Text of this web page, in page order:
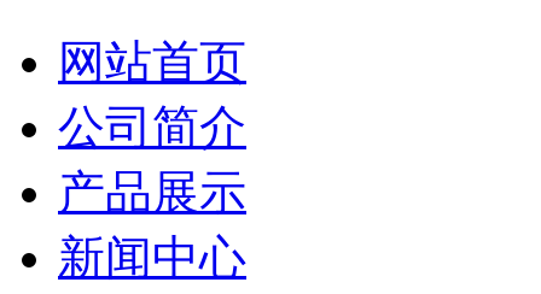
网站首页
公司简介
产品展示
新闻中心